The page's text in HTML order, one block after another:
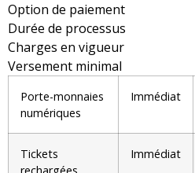
Option de paiement
Durée de processus
Charges en vigueur
Versement minimal
Porte-monnaies
numériques
Immédiat
Tickets
Immédiat